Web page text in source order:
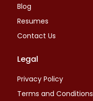
Blog
Resumes
Contact Us
Legal
Privacy Policy
Terms and Conditions